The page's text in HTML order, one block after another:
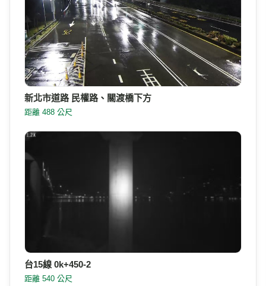
新北市道路 民權路、關渡橋下方
距離 488 公尺
台15線 0k+450-2
距離 540 公尺